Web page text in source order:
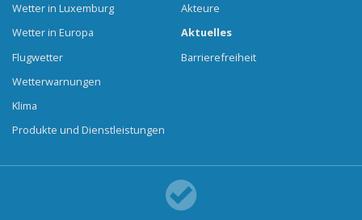
Wetter in Luxemburg
Wetter in Europa
Flugwetter
Wetterwarnungen
Klima
Produkte und Dienstleistungen
Akteure
Aktuelles
Barrierefreiheit